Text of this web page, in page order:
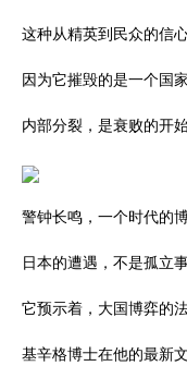
这种从精英到民众的信
因为它摧毁的是一个国家
内部分裂，是衰败的开
警钟长鸣，一个时代的
日本的遭遇，不是孤立
它预示着，大国博弈的
基辛格博士在他的最新